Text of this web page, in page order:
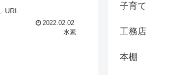
URL:
2022.02.02
水素
子育て
工務店
本棚